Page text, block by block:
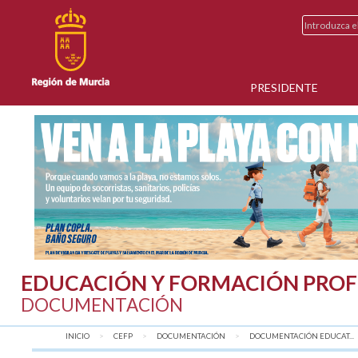
PRESIDENTE
EDUCACIÓN Y FORMACIÓN
DOCUMENTACIÓN
INICIO CEFP DOCUMENTACIÓN DOCUMENTACIÓN EDUCAT...